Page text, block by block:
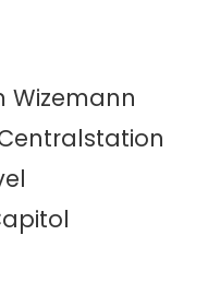
Wizemann
Centralstation